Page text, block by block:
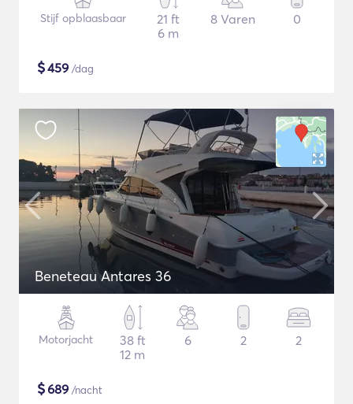
Stijf opblaasbaar
21 ft
6 m
8 Varen 0
$459 /dag
Beneteau Antares 36
Motorjacht
38 ft
12 m
6 2 2
$689 /nacht